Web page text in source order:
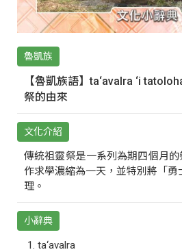
魯凱族
【魯凱族語】ta‘avalra ‘i
祭的由來
文化介紹
傳統祖靈祭是一系列為期四個月
作求學濃縮為一天，並特別將「勇
理。
小辭典
ta‘avalra